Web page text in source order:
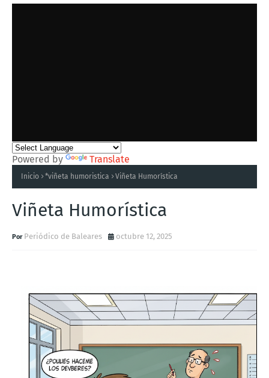
Powered by Translate
Inicio *viñeta humoristica Viñeta Humorística
Viñeta Humorística
Periódico de Baleares octubre 12, 2025